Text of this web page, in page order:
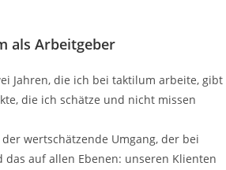
als Arbeitgeber
Jahren, die ich bei taktilum arbeite, gibt
die ich schätze und nicht missen
wertschätzende Umgang, der bei
auf allen Ebenen: unseren Klienten